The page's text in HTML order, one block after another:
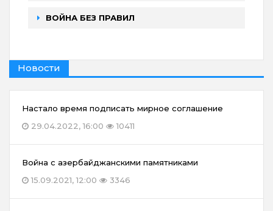
ВОЙНА БЕЗ ПРАВИЛ
Новости
Настало время подписать мирное соглашение
29.04.2022, 16:00
10411
Война с азербайджанскими памятниками
15.09.2021, 12:00
3346